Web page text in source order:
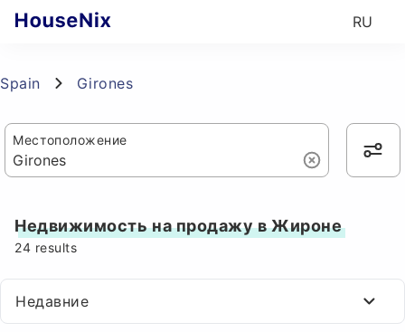
RU
Spain Girones
Местоположение
Недвижимость на продажу в Жироне
24 results
Недавние